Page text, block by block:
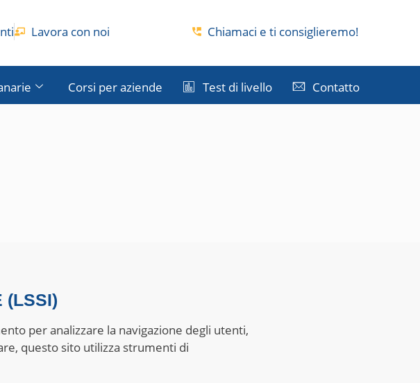
Lavora con noi Chiamaci e ti consiglieremo!
Corsi per aziende Test di livello Contatto
(LSSI)
per analizzare la navigazione degli utenti,
questo sito utilizza strumenti di